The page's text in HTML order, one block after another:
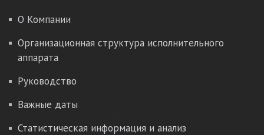
О Компании
Организационная структура исполнительного
аппарата
Руководство
Важные даты
Статистическая информация и анализ